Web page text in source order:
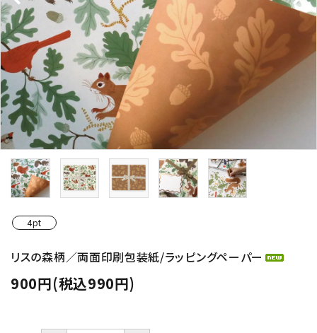
4pt
リスの森柄／両面印刷包装紙/ラッピングペーパー
900円(税込990円)